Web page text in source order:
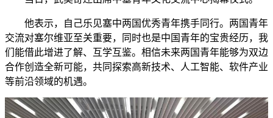
他表示，自己乐见塞中两国优秀青年携手同行。两国青年
交流对塞尔维亚至关重要，同时也是中国青年的宝贵经历，我
们能借此增进了解、互学互鉴。相信未来两国青年能够为双边
合作创造全新可能，共同探索高新技术、人工智能、软件产业
等前沿领域的机遇。